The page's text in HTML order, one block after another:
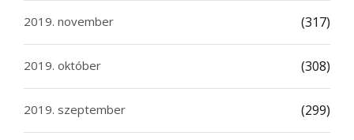
2019. november (317)
2019. október (308)
2019. szeptember (299)